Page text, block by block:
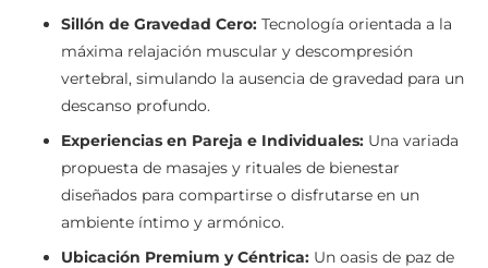
Sillón de Gravedad Cero: Tecnología orientada a la
máxima relajación muscular y descompresión
vertebral, simulando la ausencia de gravedad para un
descanso profundo.
Experiencias en Pareja e Individuales: Una variada
propuesta de masajes y rituales de bienestar
diseñados para compartirse o disfrutarse en un
ambiente íntimo y armónico.
Ubicación Premium y Céntrica: Un oasis de paz de